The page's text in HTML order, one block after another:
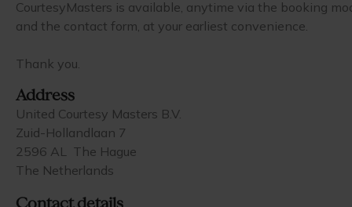
CourtesyMasters is available, anytime via the booking
and the contact form, at your earliest convenience.
Thank you.
Address
United Courtesy Masters B.V.
Zuid-Hollandlaan 7
2596 AL The Hague
The Netherlands
Contact details